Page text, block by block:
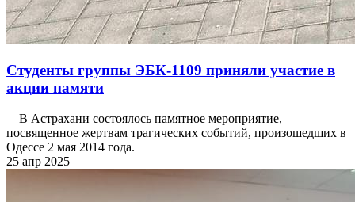
Студенты группы ЭБК-1109 приняли участие в
акции памяти
В Астрахани состоялось памятное мероприятие,
посвященное жертвам трагических событий, произошедших в
Одессе 2 мая 2014 года.
25 апр 2025